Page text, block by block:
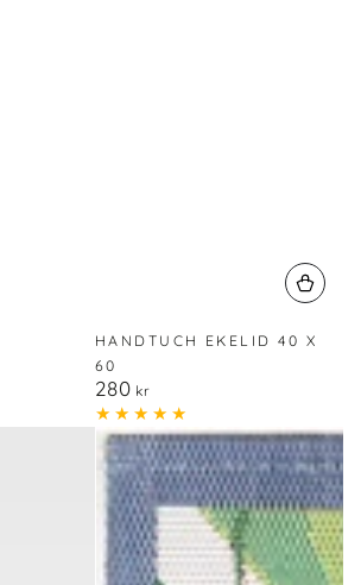
HANDTUCH EKELID 40 X
60
Regulärer
Preis
280 kr